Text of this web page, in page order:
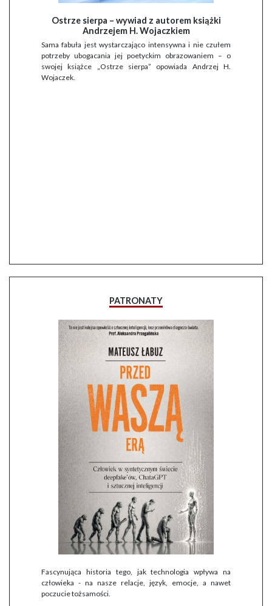
Ostrze sierpa – wywiad z autorem książki
Andrzejem H. Wojaczkiem
Sama fabuła jest wystarczająco intensywna i nie czułem
potrzeby ubogacania jej poetyckim obrazowaniem – o
swojej książce „Ostrze sierpa” opowiada Andrzej H.
Wojaczek.
PATRONATY
Fascynująca historia tego, jak technologia wpływa na
człowieka - na nasze relacje, język, emocje, a nawet
poczucie tożsamości.